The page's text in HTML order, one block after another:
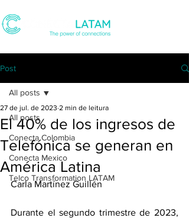
Post
All posts
Conecta Colombia
Conecta Mexico
Telco Transformation LATAM
All posts
El 40% de los ingresos de
Telefónica se generan en
América Latina
27 de jul. de 2023 2 min de leitura
Carla Martínez Guillén
Durante el segundo trimestre de 2023,